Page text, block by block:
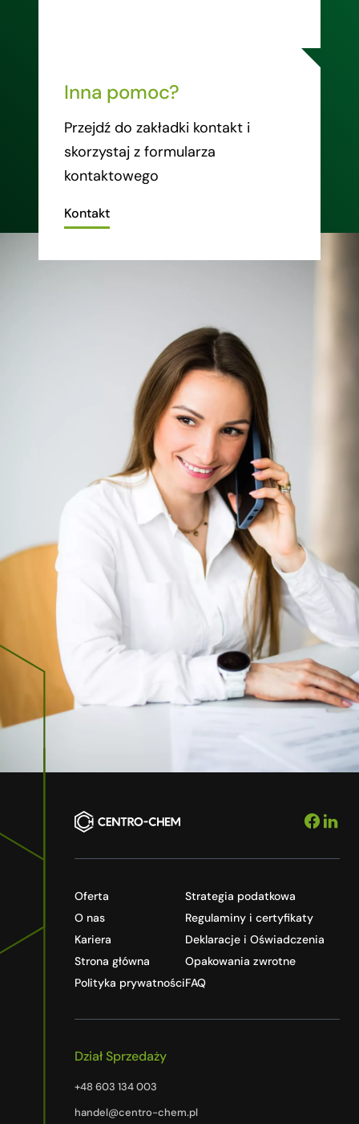
Inna pomoc?
Przejdź do zakładki kontakt i
skorzystaj z formularza
kontaktowego
Kontakt
Oferta
O nas
Kariera
Strona główna
Polityka prywatności
Strategia podatkowa
Regulaminy i certyfikaty
Deklaracje i Oświadczenia
Opakowania zwrotne
FAQ
Dział Sprzedaży
+48 603 134 003
handel@centro-chem.pl